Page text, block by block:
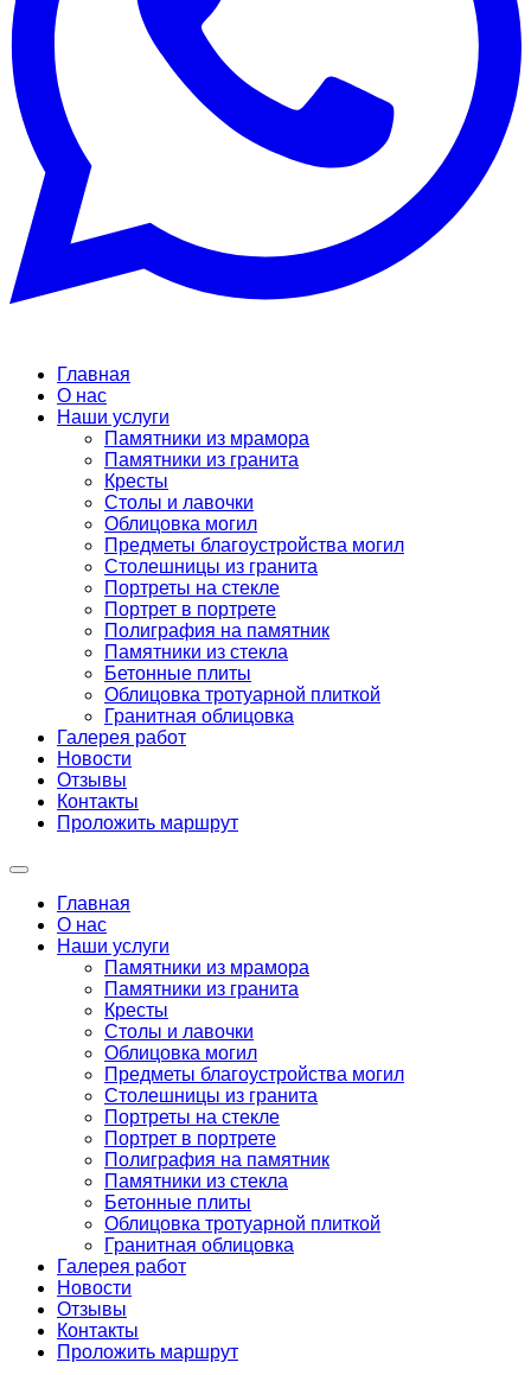
Главная
О нас
Наши услуги
Памятники из мрамора
Памятники из гранита
Кресты
Столы и лавочки
Облицовка могил
Предметы благоустройства могил
Столешницы из гранита
Портреты на стекле
Портрет в портрете
Полиграфия на памятник
Памятники из стекла
Бетонные плиты
Облицовка тротуарной плиткой
Гранитная облицовка
Галерея работ
Новости
Отзывы
Контакты
Проложить маршрут
Главная
О нас
Наши услуги
Памятники из мрамора
Памятники из гранита
Кресты
Столы и лавочки
Облицовка могил
Предметы благоустройства могил
Столешницы из гранита
Портреты на стекле
Портрет в портрете
Полиграфия на памятник
Памятники из стекла
Бетонные плиты
Облицовка тротуарной плиткой
Гранитная облицовка
Галерея работ
Новости
Отзывы
Контакты
Проложить маршрут